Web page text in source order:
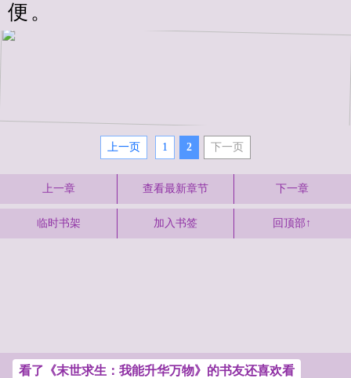
便。
上一页 1 2 下一页
上一章 查看最新章节 下一章
临时书架 加入书签 回顶部↑
看了《末世求生：我能升华万物》的书友还喜欢看